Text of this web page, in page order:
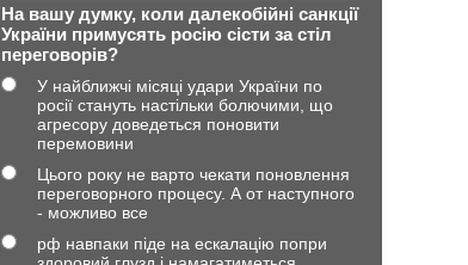
На вашу думку, коли далекобійні санкції
України примусять росію сісти за стіл
переговорів?
У найближчі місяці удари України по
росії стануть настільки болючими, що
агресору доведеться поновити
перемовини
Цього року не варто чекати поновлення
переговорного процесу. А от наступного
- можливо все
рф навпаки піде на ескалацію попри